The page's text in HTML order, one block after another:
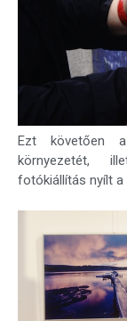
Ezt követően
környezetét,
fotókiállítás nyílt a